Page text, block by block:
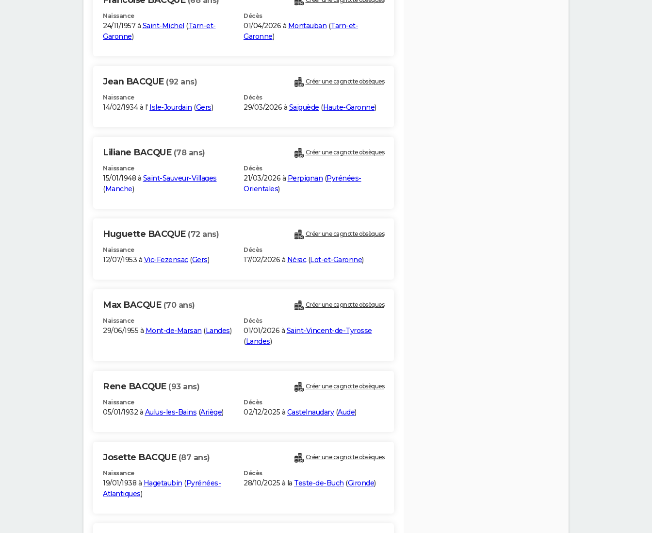
Naissance
24/11/1957 à Saint-Michel (Tarn-et-
Garonne)
Décès
01/04/2026 à Montauban (Tarn-et-
Garonne)
Jean BACQUE (92 ans) Créer une cagnotte obsèques
Naissance
14/02/1934 à l' Isle-Jourdain (Gers)
Décès
29/03/2026 à Saiguède (Haute-Garonne)
Liliane BACQUE (78 ans) Créer une cagnotte obsèques
Naissance
15/01/1948 à Saint-Sauveur-Villages
(Manche)
Décès
21/03/2026 à Perpignan (Pyrénées-
Orientales)
Huguette BACQUE (72 ans) Créer une cagnotte obsèques
Naissance
12/07/1953 à Vic-Fezensac(Gers)
Décès
17/02/2026 à Nérac(Lot-et-Garonne)
Max BACQUE (70 ans) Créer une cagnotte obsèques
Naissance
29/06/1955 à Mont-de-Marsan (Landes)
Décès
01/01/2026 à Saint-Vincent-de-Tyrosse
(Landes)
Rene BACQUE (93 ans) Créer une cagnotte obsèques
Naissance
05/01/1932 à Aulus-les-Bains (Ariège)
Décès
02/12/2025 à Castelnaudary(Aude)
Josette BACQUE (87 ans) Créer une cagnotte obsèques
Naissance
19/01/1938 à Hagetaubin (Pyrénées-
Atlantiques)
Décès
28/10/2025 à la Teste-de-Buch (Gironde)